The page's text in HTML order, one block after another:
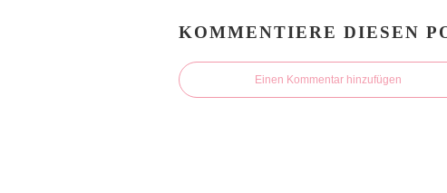
KOMMENTIERE DIESEN
Einen Kommentar hinzufügen